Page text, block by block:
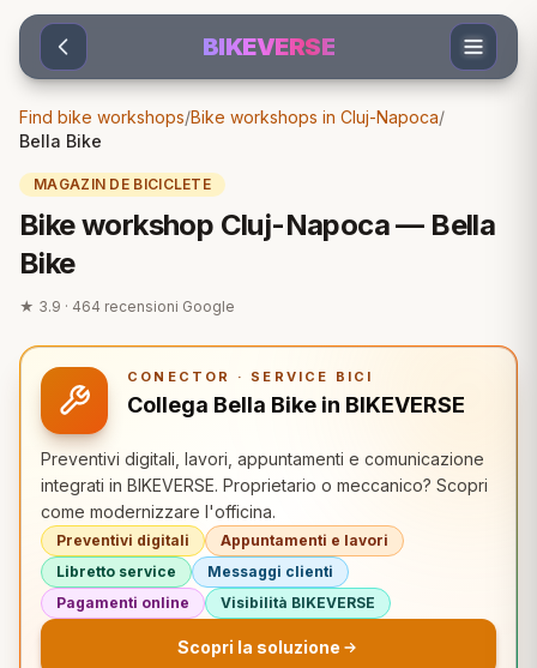
Sari la conținut
BIKEVERSE
Find bike workshops/Bike workshops in Cluj-Napoca/
Bella Bike
MAGAZIN DE BICICLETE
Bike workshop Cluj-Napoca — Bella
Bike
★ 3.9 · 464 recensioni Google
CONECTOR · SERVICE BICI
Collega Bella Bike in BIKEVERSE
Preventivi digitali, lavori, appuntamenti e comunicazione
integrati in BIKEVERSE. Proprietario o meccanico? Scopri
come modernizzare l'officina.
Preventivi digitali
Appuntamenti e lavori
Libretto service
Messaggi clienti
Pagamenti online
Visibilità BIKEVERSE
Scopri la soluzione